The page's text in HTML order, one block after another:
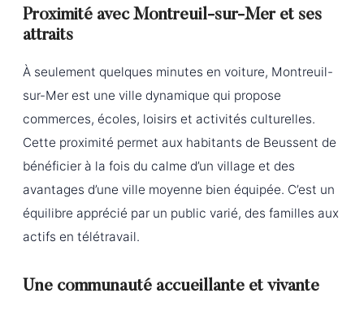
Proximité avec Montreuil-sur-Mer et ses
attraits
À seulement quelques minutes en voiture, Montreuil-
sur-Mer est une ville dynamique qui propose
commerces, écoles, loisirs et activités culturelles.
Cette proximité permet aux habitants de Beussent de
bénéficier à la fois du calme d’un village et des
avantages d’une ville moyenne bien équipée. C’est un
équilibre apprécié par un public varié, des familles aux
actifs en télétravail.
Une communauté accueillante et vivante